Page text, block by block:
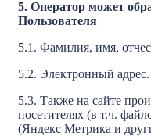
5. Оператор может
Пользователя
5.1. Фамилия, имя,
5.2. Электронный адрес.
5.3. Также на сайте
посетителях (в т.ч.
(Яндекс Метрика и